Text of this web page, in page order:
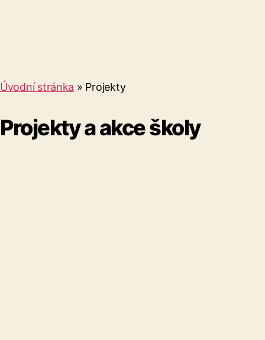
Úvodní stránka » Projekty
Projekty a akce školy